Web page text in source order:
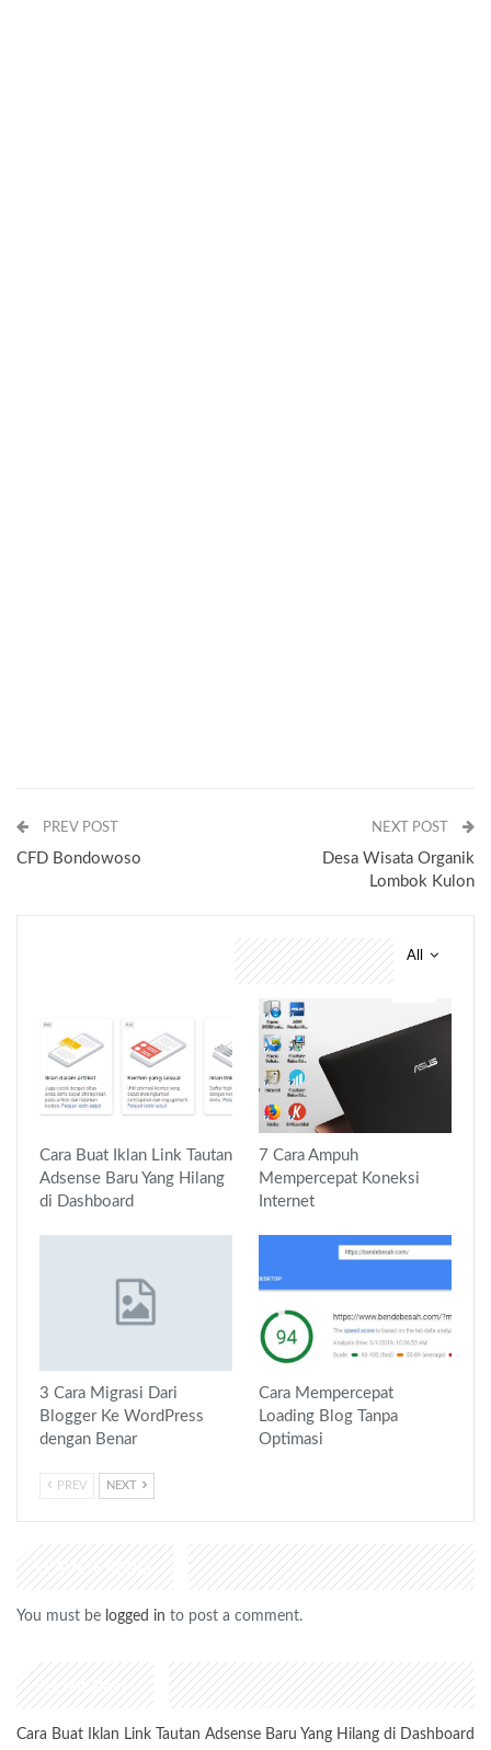
PREV POST
CFD Bondowoso
NEXT POST
Desa Wisata Organik
Lombok Kulon
All
Cara Buat Iklan Link Tautan
Adsense Baru Yang Hilang
di Dashboard
7 Cara Ampuh
Mempercepat Koneksi
Internet
3 Cara Migrasi Dari
Blogger Ke WordPress
dengan Benar
Cara Mempercepat
Loading Blog Tanpa
Optimasi
PREV NEXT
LEAVE A REPLY
You must be logged in to post a comment.
Recent Posts
Cara Buat Iklan Link Tautan Adsense Baru Yang Hilang di Dashboard